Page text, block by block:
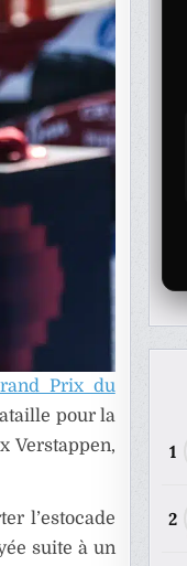
Prix du
pour la
Verstappen,
l’estocade
suite à un
1
2